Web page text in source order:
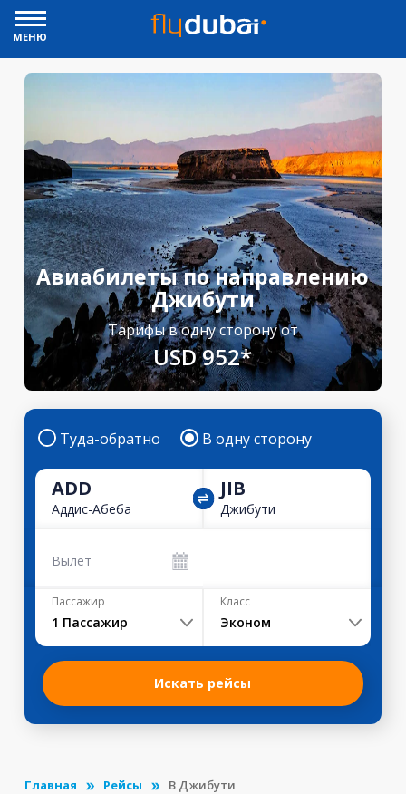
МЕНЮ
Авиабилеты по направлению
Джибути
Тарифы в одну сторону от
USD 952*
Туда-обратно В одну сторону
ADD
Аддис-Абеба
JIB
Джибути
Вылет
Пассажир
1 Пассажир
Класс
Эконом
Искать рейсы
Главная Рейсы В Джибути